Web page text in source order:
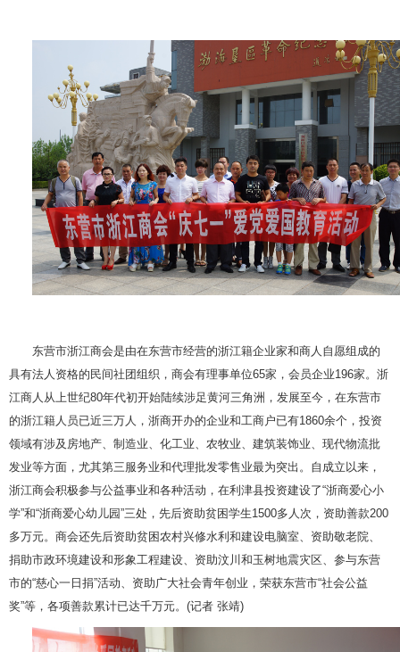
东营市浙江商会是由在东营市经营的浙江籍企业家和商人自愿组成的
具有法人资格的民间社团组织，商会有理事单位65家，会员企业196家。浙
江商人从上世纪80年代初开始陆续涉足黄河三角洲，发展至今，在东营市
的浙江籍人员已近三万人，浙商开办的企业和工商户已有1860余个，投资
领域有涉及房地产、制造业、化工业、农牧业、建筑装饰业、现代物流批
发业等方面，尤其第三服务业和代理批发零售业最为突出。自成立以来，
浙江商会积极参与公益事业和各种活动，在利津县投资建设了“浙商爱心小
学”和“浙商爱心幼儿园”三处，先后资助贫困学生1500多人次，资助善款200
多万元。商会还先后资助贫困农村兴修水利和建设电脑室、资助敬老院、
捐助市政环境建设和形象工程建设、资助汶川和玉树地震灾区、参与东营
市的“慈心一日捐”活动、资助广大社会青年创业，荣获东营市“社会公益
奖”等，各项善款累计已达千万元。(记者 张靖)